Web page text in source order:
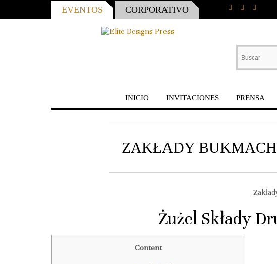
EVENTOS CORPORATIVO
INICIO INVITACIONES PRENSA
ZAKŁADY
Żużel Składy
Content